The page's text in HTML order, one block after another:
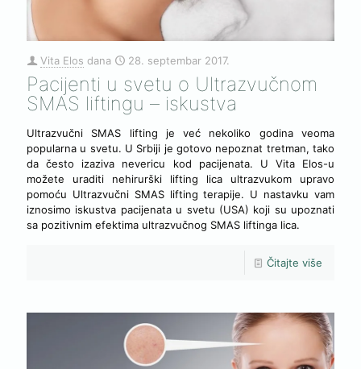
Vita Elos dana 28. septembar 2017.
Pacijenti u svetu o Ultrazvučnom
SMAS liftingu – iskustva
Ultrazvučni SMAS lifting je već nekoliko godina veoma
popularna u svetu. U Srbiji je gotovo nepoznat tretman, tako
da često izaziva nevericu kod pacijenata. U Vita Elos-u
možete uraditi nehirurški lifting lica ultrazvukom upravo
pomoću Ultrazvučni SMAS lifting terapije. U nastavku vam
iznosimo iskustva pacijenata u svetu (USA) koji su upoznati
sa pozitivnim efektima ultrazvučnog SMAS liftinga lica.
Čitajte više